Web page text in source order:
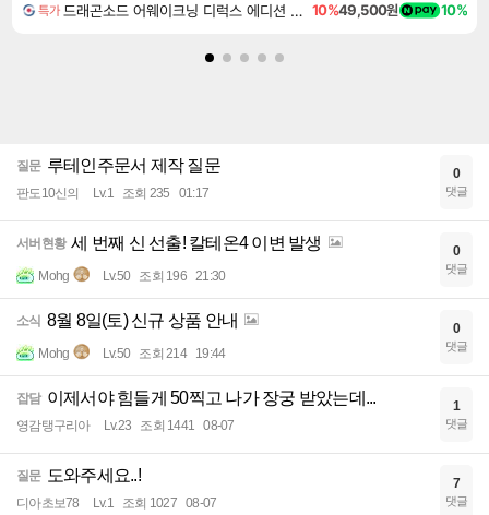
특가 드래곤소드 어웨이크닝 디럭스 에디션 DragonSword Awakening Deluxe Edition 10%49,500원 10%
질문 루테인주문서 제작 질문
판도10신의 Lv.1 조회 235 01:17
0
댓글
서버현황 세 번째 신 선출! 칼테온4 이변 발생
Mohg Lv.50 조회 196 21:30
0
댓글
소식 8월 8일(토) 신규 상품 안내
Mohg Lv.50 조회 214 19:44
0
댓글
잡담 이제서야 힘들게 50찍고 나가 장궁 받았는데...
영감탱구리아 Lv.23 조회 1441 08-07
1
댓글
질문 도와주세요..!
디아초보78 Lv.1 조회 1027 08-07
7
댓글